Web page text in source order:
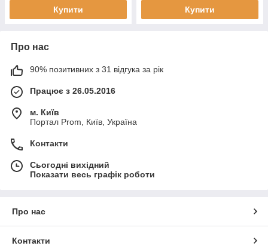
Купити Купити
Про нас
90% позитивних з 31 відгука за рік
Працює з 26.05.2016
м. Київ
Портал Prom, Київ, Україна
Контакти
Сьогодні вихідний
Показати весь графік роботи
Про нас
Контакти